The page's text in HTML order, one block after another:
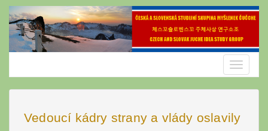
Skip
content
Toggle
Vedoucí kádry strany a vlády oslavily